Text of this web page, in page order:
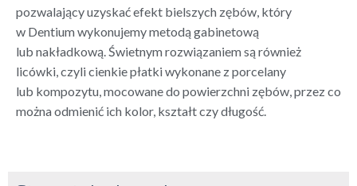
pozwalający uzyskać efekt bielszych zębów, który
w Dentium wykonujemy metodą gabinetową
lub nakładkową. Świetnym rozwiązaniem są również
licówki, czyli cienkie płatki wykonane z porcelany
lub kompozytu, mocowane do powierzchni zębów, przez co
można odmienić ich kolor, kształt czy długość.